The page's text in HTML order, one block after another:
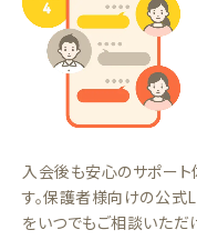
入会後も安心のサポー
す。保護者様向けの公式
をいつでもご相談いただ